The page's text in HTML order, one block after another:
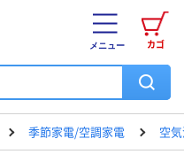
カゴ
メニュー
季節家電/空調家電 空